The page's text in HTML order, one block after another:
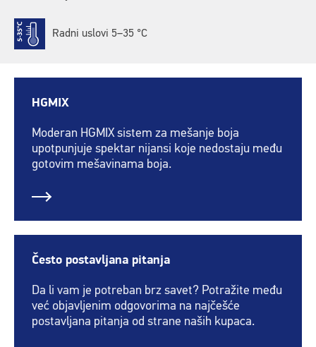
Radni uslovi 5–35 °C
HGMIX
Moderan HGMIX sistem za mešanje boja
upotpunjuje spektar nijansi koje nedostaju među
gotovim mešavinama boja.
Često postavljana pitanja
Da li vam je potreban brz savet? Potražite među
već objavljenim odgovorima na najčešće
postavljana pitanja od strane naših kupaca.